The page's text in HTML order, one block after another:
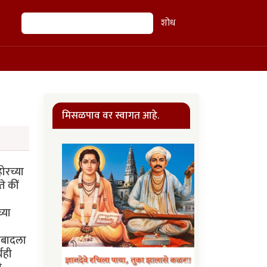
शोध शोध
होती व ही शरमेची गोष्ट होती असे ते म्हणाले. भुत्तोंनी पुन्हा अमेरिकेवर हस्तक्षेपाचा आरोप केला पण अशा काट्याच्या वेळीही त्यांनी खान किंवा युरेनियम शुद्धीकरणाचा उल्लेख केला नाहीं. पण शेवटी त्यांची ही देशभक्तीही त्यांना वाचवू शकली नाहीं. २ फेब्रुवारी ७९ला प्रे. कार्टर यांच्या विनंतीस न जुमानता सर्वोच्च न्यायालयाने भुत्तोंचा क्षमाअर्ज फेटाळून लावला. त्याबद्दलची खिन्नता कळवितानाच खानसाहेबांनी सेंट्रीफ्यूजेसची 'साखळी' (cascade) करून युरेनियमचे अण्वस्त्रयोग्य शुद्धीकरण करण्याच्या चांचणीला ते पहिल्यांदाच तयार झाल्याचे अजीजसाहेबांना कळविले. मुख्य कारखान्याच्या कामाने वेग पकडला होता, सेंट्रीफ्यूजेसचे 'बी-१' दालन, प्रयोगशाळा व कार्यालयाची इमारत संपत आली होती. एप्रिलपर्यंत सर्व सेंट्रीफ्यूजेस तिकडे हलवायची योजना होती. पण पाकिस्तानात कर्तबगार मनुष्यबळ मिळत नव्हते. मार्चच्या अखेरीस सेंट्रीफ्यूजेसची 'सा़खळी' बसवून चालूही झाली. UF6 वायूसाठी उतावीळ झालेल्या खानसाहेब सांकेतिक भाषेत म्हणाले कीं ७९ अखेरीस लोणीकारखाना चालू होईल व केक बनवू लागेल, पण त्यासाठी 'अन्ना'ची नितांत जरूरी आहे. २८ मार्चचा दिवस गुप्तपणे वावरायचा खानसाहेबांचा शेवटचा दिवस होता. त्या रात्री "त्स्वाइट्स डॉयशं फर्नझेहेन (ZDF)" या पश्चिम जर्मनीतील दूरचित्रवाणीवाहिनीने खानसाहेबांचा 'पाकिस्तानच्या अण्वस्त्रप्रकल्पाचे प्रमुख' असा पर्दाफाश करताना हा प्रकल्प 'आल्मेलो' येथून चोरलेल्या सेंट्रीफ्यूजेसच्या आराखड्यांवर आधारलेला आहे असा गौप्यस्फोट केला. ही बातमी युरोप व उत्तर अमेरिकेत एक
मिसळपाव वर स्वागत आहे.